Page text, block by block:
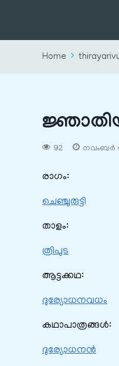
Home
92 നവംബർ
രാഗം:
ചെഞ്ചുരുട്ടി
താളം:
ത്രിപുട
ആട്ടക്കഥ:
ദുര്യോധനവധം
കഥാപാത്രങ്ങൾ:
ദുര്യോധനൻ